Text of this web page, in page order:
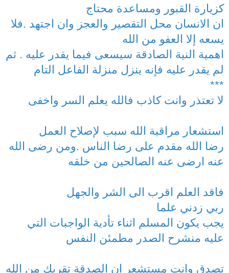
كزيارة القبور ومساعدة محتاج
ان الانسان محل التقصير والعجز وان اجتهد .فلا
يسعه إلا العفو من الله
اهمية النية الصادقة سيسعى فيما يقدر عليه . ثم
لم يقدر عليه فإنه ينزل منزلة الفاعل التام
***
لا تعتذر وانت كاذب فالله يعلم السر واخفى
استشعار مراقبة الله سبب لإصلاح العمل
رضا الله مقدم على رضا الناس .ومن رضى الله
عنه ارضى عنه الصالحين من خلقه
فاقد العلم اقرب الى الشر والجهل
ربي زدني علما
يجب يكون المسلم اثناء تأدية الواجبات التي
عليه منشرح الصدر مطمئن النفس
تصدق وانت مستشعر ان الصدقة تقربك من الله